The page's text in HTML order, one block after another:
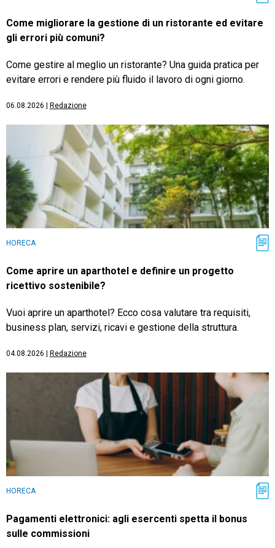
Come migliorare la gestione di un ristorante ed evitare
gli errori più comuni?
Come gestire al meglio un ristorante? Una guida pratica per
evitare errori e rendere più fluido il lavoro di ogni giorno.
06.08.2026 Redazione
HORECA
Come aprire un aparthotel e definire un progetto
ricettivo sostenibile?
Vuoi aprire un aparthotel? Ecco cosa valutare tra requisiti,
business plan, servizi, ricavi e gestione della struttura.
04.08.2026 Redazione
HORECA
Pagamenti elettronici: agli esercenti spetta il bonus
sulle commissioni